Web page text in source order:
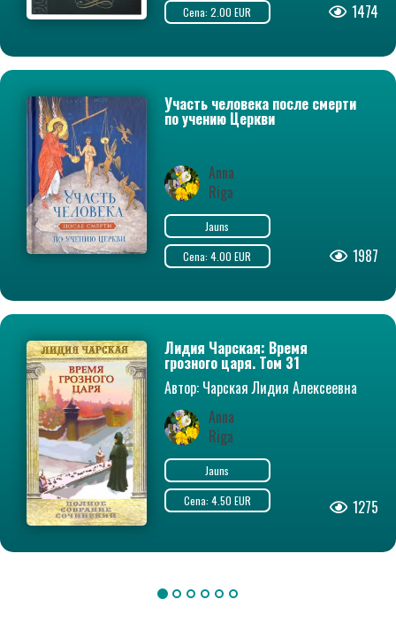
Cena: 2.00 EUR
1474
Участь человека после смерти
по учению Церкви
Anna
Riga
Jauns
Cena: 4.00 EUR
1987
Лидия Чарская: Время
грозного царя. Том 31
Автор: Чарская Лидия Алексеевна
Anna
Riga
Jauns
Cena: 4.50 EUR
1275